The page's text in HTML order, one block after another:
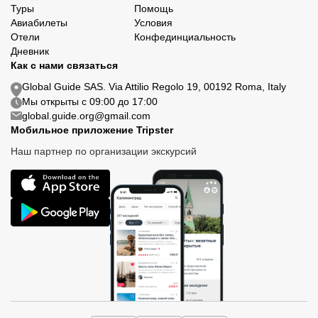
Туры
Авиабилеты
Отели
Дневник
Помощь
Условия
Конфединциальность
Как с нами связаться
Global Guide SAS. Via Attilio Regolo 19, 00192 Roma, Italy
Мы открыты с 09:00 до 17:00
global.guide.org@gmail.com
Мобильное приложение Tripster
Наш партнер по организации экскурсий